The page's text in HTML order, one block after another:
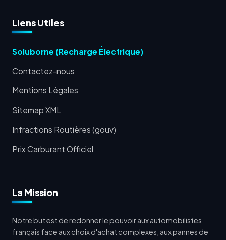
Liens Utiles
Soluborne (Recharge Électrique)
Contactez-nous
Mentions Légales
Sitemap XML
Infractions Routières (gouv)
Prix Carburant Officiel
La Mission
Notre but est de redonner le pouvoir aux automobilistes
français face aux choix d'achat complexes, aux pannes de